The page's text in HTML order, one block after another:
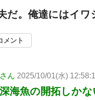
だ。俺達にはイワ
メント
ん 2025/10/01(水)
海魚の開拓しかな